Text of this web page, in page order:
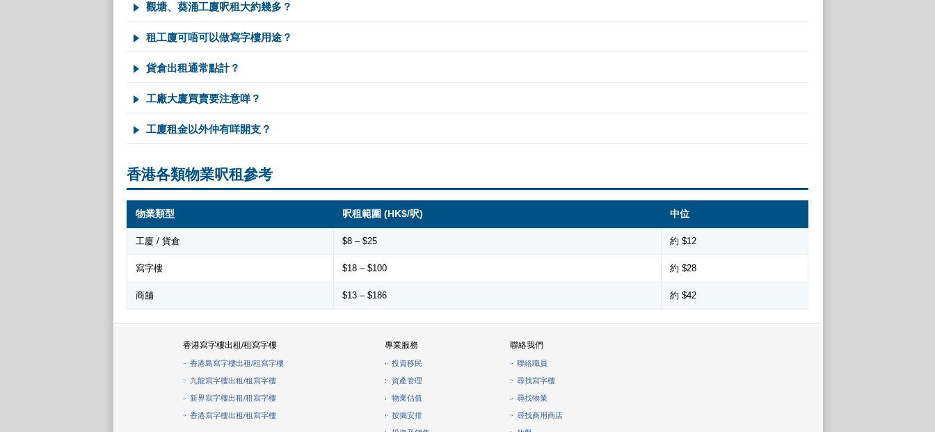
觀塘、葵涌工廈呎租大約幾多？
租工廈可唔可以做寫字樓用途？
貨倉出租通常點計？
工廠大廈買賣要注意咩？
工廈租金以外仲有咩開支？
香港各類物業呎租參考
物業類型 呎租範圍 (HK$/呎) 中位
工廈 / 貨倉 $8 – $25 約 $12
寫字樓 $18 – $100 約 $28
商舖 $13 – $186 約 $42
香港寫字樓出租/租寫字樓
香港島寫字樓出租/租寫字樓
九龍寫字樓出租/租寫字樓
新界寫字樓出租/租寫字樓
香港寫字樓出租/租寫字樓
專業服務
投資移民
資產管理
物業估值
按揭安排
聯絡我們
聯絡職員
尋找寫字樓
尋找物業
尋找商用商店